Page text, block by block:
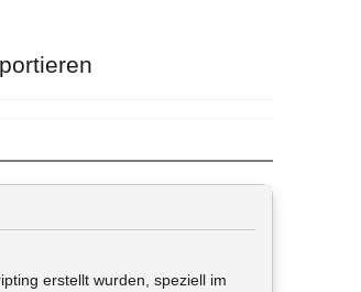
erstellt wurden, speziell im